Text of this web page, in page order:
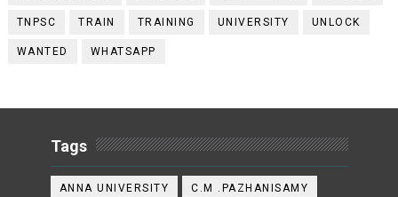
TNPSC TRAIN TRAINING UNIVERSITY UNLOCK
WANTED WHATSAPP
Tags
ANNA UNIVERSITY C.M .PAZHANISAMY